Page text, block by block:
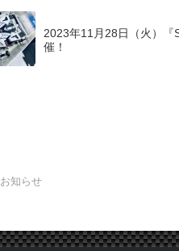
2023年11月28日（火）『
催！
お知らせ